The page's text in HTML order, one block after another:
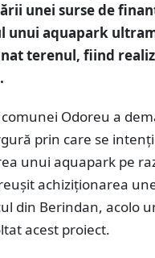
unei surse de
unui aquapark
terenul, fiind
Odoreu a
prin care se
unui aquapark pe
achiziționarea
din Berindan, acolo
acest proiect.